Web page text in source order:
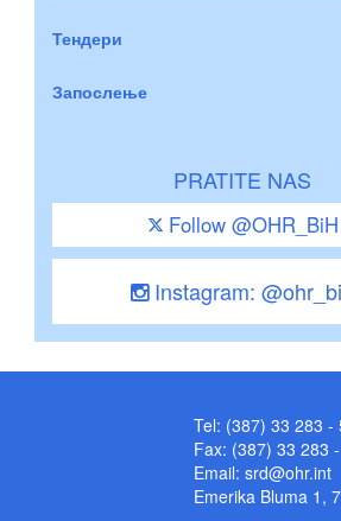
Тендери
Запослење
PRATITE NAS
Follow @OHR_BiH
Instagram:
Tel: (387) 33 283 -
Fax: (387) 33 283
Email: srd@ohr.int
Emerika Bluma 1,